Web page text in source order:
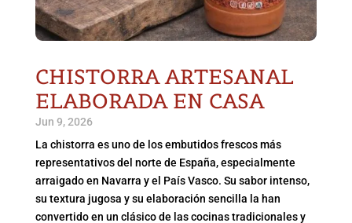
CHISTORRA ARTESANAL
ELABORADA EN CASA
Jun 9, 2026
La chistorra es uno de los embutidos frescos más
representativos del norte de España, especialmente
arraigado en Navarra y el País Vasco. Su sabor intenso,
su textura jugosa y su elaboración sencilla la han
convertido en un clásico de las cocinas tradicionales y